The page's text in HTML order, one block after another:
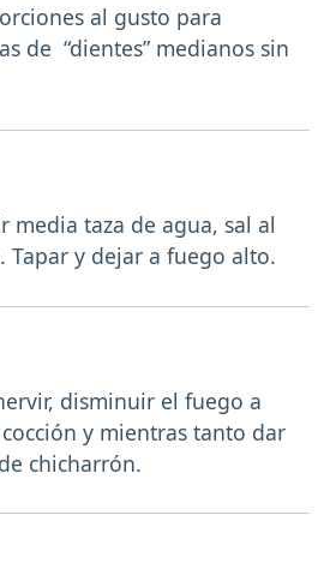
al gusto para
de “dientes” medianos sin
media taza de agua, sal al
Tapar y dejar a fuego alto.
disminuir el fuego a
y mientras tanto dar
chicharrón.